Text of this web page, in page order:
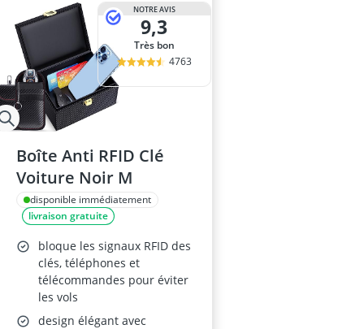
NOTRE AVIS
9,3
Très bon
4763
Boîte Anti RFID Clé
Voiture Noir M
disponible immédiatement
livraison gratuite
bloque les signaux RFID des
clés, téléphones et
télécommandes pour éviter
les vols
design élégant avec